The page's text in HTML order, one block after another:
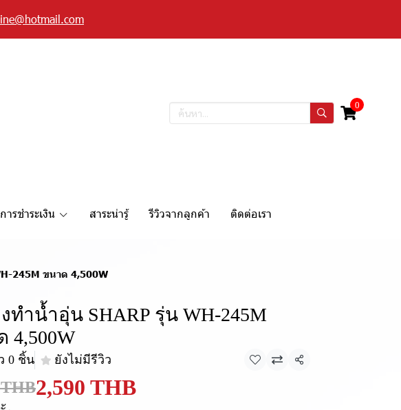
0
รชำระเงิน สาระน่ารู้ รีวิวจากลูกค้า ติดต่อเรา
245M ขนาด 4,500W
ทำน้ำอุ่น SHARP รุ่น WH-245M
4,500W
0 ชิ้น ยังไม่มีรีวิว แชร์
THB2,590 THB